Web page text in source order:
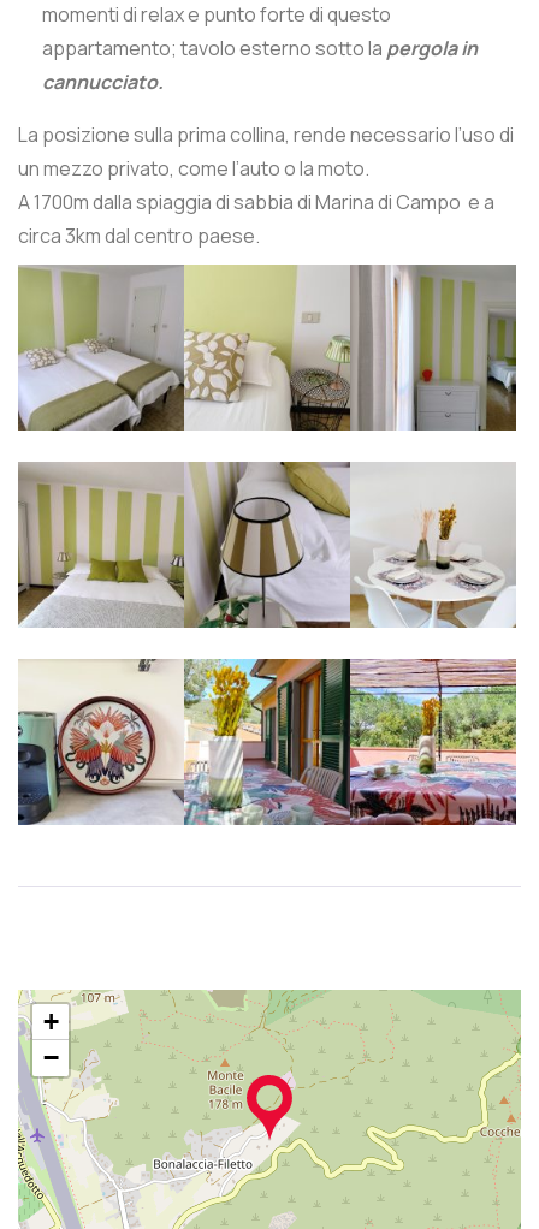
momenti di relax e punto forte di questo
appartamento; tavolo esterno sotto la pergola in
cannucciato.
La posizione sulla prima collina, rende necessario l’uso di
un mezzo privato, come l’auto o la moto.
A 1700m dalla spiaggia di sabbia di Marina di Campo e a
circa 3km dal centro paese.
+
−